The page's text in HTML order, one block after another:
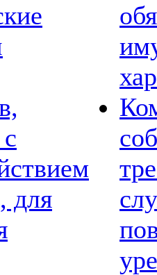
для